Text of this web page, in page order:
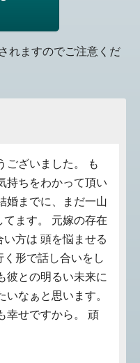
れますのでご注意くだ
ございました。 も
持ちをわかって頂い
婚までに、まだ一山
てます。 元嫁の存在
方は 頭を悩ませる
形で話し合いをし
彼との明るい未来に
なぁと思います。
幸せですから。 頑